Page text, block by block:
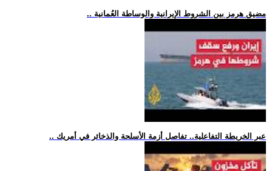
.. مضيق هرمز بين الشروط الإيرانية والوساطة العُمانية
.. عبر الخريطة التفاعلية.. تفاصل أزمة الأسلحة والذخائر في أمريك